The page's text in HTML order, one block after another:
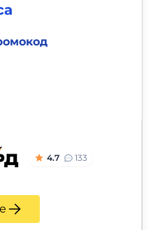
4.7 133